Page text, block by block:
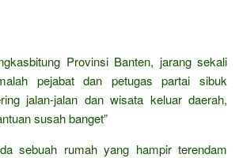
Provinsi Banten, jarang sekali
pejabat dan petugas partai sibuk
jalan-jalan dan wisata keluar daerah,
susah banget”
sebuah rumah yang hampir terendam